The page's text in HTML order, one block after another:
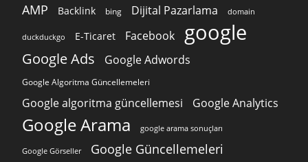
AMP Backlink bing Dijital Pazarlama domain
duckduckgo E-Ticaret Facebook google
Google Ads Google Adwords
Google Algoritma Güncellemeleri
Google algoritma güncellemesi Google Analytics
Google Arama google arama sonuçları
Google Görseller Google Güncellemeleri